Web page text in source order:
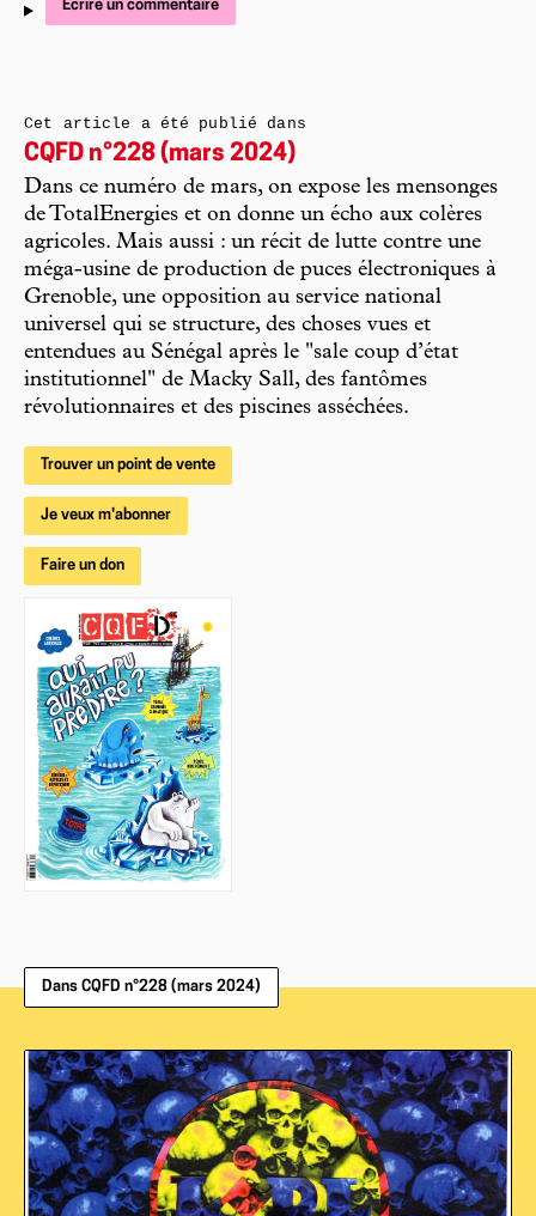
Écrire un commentaire
Cet article a été publié dans
CQFD n°228 (mars 2024)
Dans ce numéro de mars, on expose les mensonges
de TotalEnergies et on donne un écho aux colères
agricoles. Mais aussi : un récit de lutte contre une
méga-usine de production de puces électroniques à
Grenoble, une opposition au service national
universel qui se structure, des choses vues et
entendues au Sénégal après le "sale coup d’état
institutionnel" de Macky Sall, des fantômes
révolutionnaires et des piscines asséchées.
Trouver un point de vente
Je veux m'abonner
Faire un don
Dans CQFD n°228 (mars 2024)